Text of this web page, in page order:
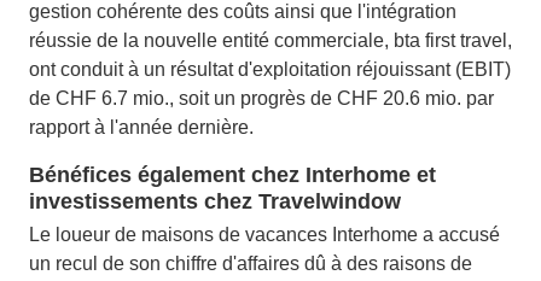
gestion cohérente des coûts ainsi que l'intégration
réussie de la nouvelle entité commerciale, bta first travel,
ont conduit à un résultat d'exploitation réjouissant (EBIT)
de CHF 6.7 mio., soit un progrès de CHF 20.6 mio. par
rapport à l'année dernière.
Bénéfices également chez Interhome et
investissements chez Travelwindow
Le loueur de maisons de vacances Interhome a accusé
un recul de son chiffre d'affaires dû à des raisons de